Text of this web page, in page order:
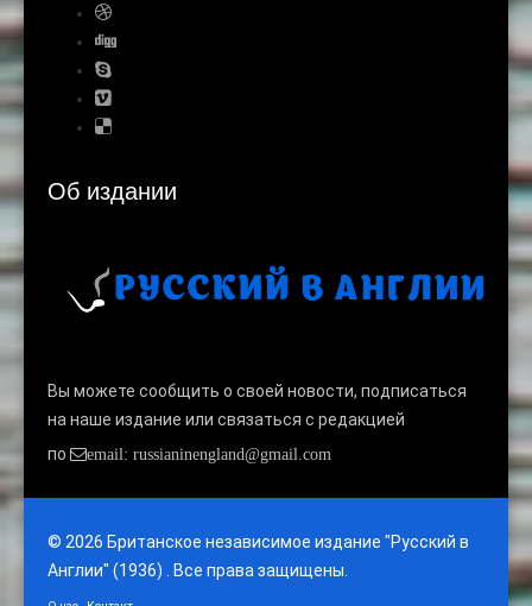
Об издании
Вы можете сообщить о своей новости, подписаться
на наше издание или связаться с редакцией
по
email: russianinengland@gmail.com
© 2026 Британское независимое издание "Русский в
Англии" (1936) . Все права защищены.